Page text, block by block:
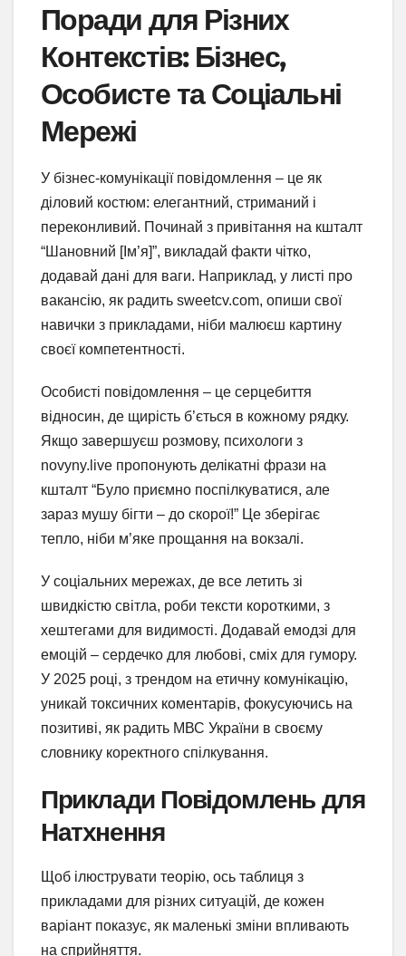
Поради для Різних
Контекстів: Бізнес,
Особисте та Соціальні
Мережі
У бізнес-комунікації повідомлення – це як
діловий костюм: елегантний, стриманий і
переконливий. Починай з привітання на кшталт
“Шановний [Ім’я]”, викладай факти чітко,
додавай дані для ваги. Наприклад, у листі про
вакансію, як радить sweetcv.com, опиши свої
навички з прикладами, ніби малюєш картину
своєї компетентності.
Особисті повідомлення – це серцебиття
відносин, де щирість б’ється в кожному рядку.
Якщо завершуєш розмову, психологи з
novyny.live пропонують делікатні фрази на
кшталт “Було приємно поспілкуватися, але
зараз мушу бігти – до скорої!” Це зберігає
тепло, ніби м’яке прощання на вокзалі.
У соціальних мережах, де все летить зі
швидкістю світла, роби тексти короткими, з
хештегами для видимості. Додавай емодзі для
емоцій – сердечко для любові, сміх для гумору.
У 2025 році, з трендом на етичну комунікацію,
уникай токсичних коментарів, фокусуючись на
позитиві, як радить МВС України в своєму
словнику коректного спілкування.
Приклади Повідомлень для
Натхнення
Щоб ілюструвати теорію, ось таблиця з
прикладами для різних ситуацій, де кожен
варіант показує, як маленькі зміни впливають
на сприйняття.